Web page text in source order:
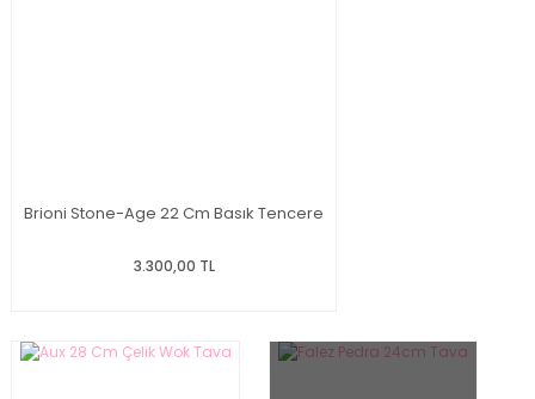
Brioni Stone-Age 22 Cm Basık Tencere
3.300,00 TL